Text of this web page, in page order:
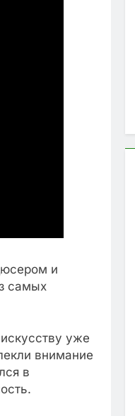
и
самых
уже
внимание
в